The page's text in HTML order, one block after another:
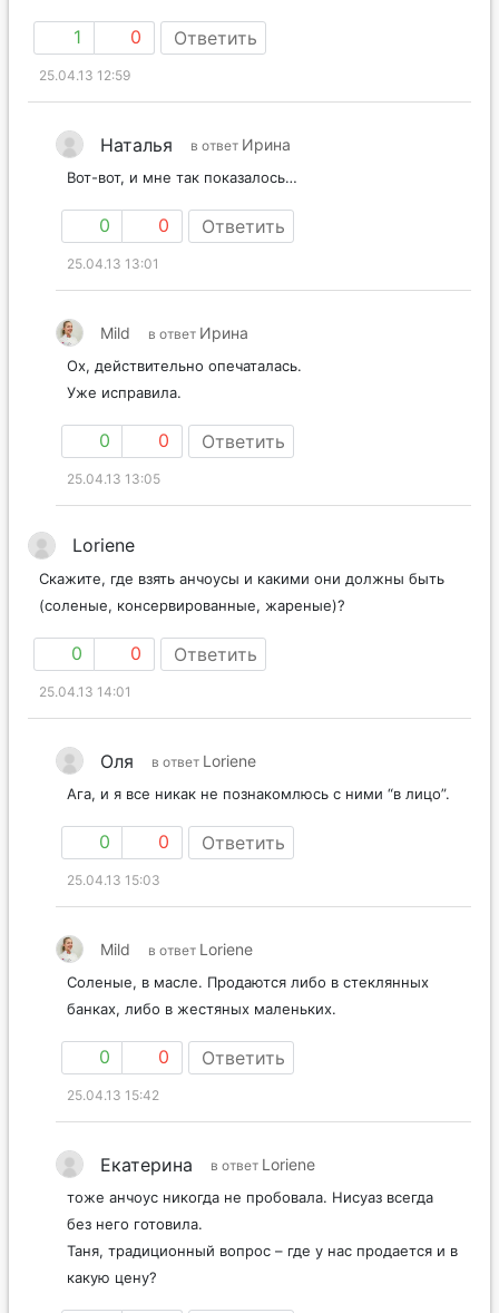
1 0 Ответить
25.04.13 12:59
Наталья в ответ Ирина
Вот-вот, и мне так показалось…
0 0 Ответить
25.04.13 13:01
Mild в ответ Ирина
Ох, действительно опечаталась.
Уже исправила.
0 0 Ответить
25.04.13 13:05
Loriene
Скажите, где взять анчоусы и какими они должны быть
(соленые, консервированные, жареные)?
0 0 Ответить
25.04.13 14:01
Оля в ответ Loriene
Ага, и я все никак не познакомлюсь с ними “в лицо”.
0 0 Ответить
25.04.13 15:03
Mild в ответ Loriene
Соленые, в масле. Продаются либо в стеклянных
банках, либо в жестяных маленьких.
0 0 Ответить
25.04.13 15:42
Екатерина в ответ Loriene
тоже анчоус никогда не пробовала. Нисуаз всегда
без него готовила.
Таня, традиционный вопрос – где у нас продается и в
какую цену?